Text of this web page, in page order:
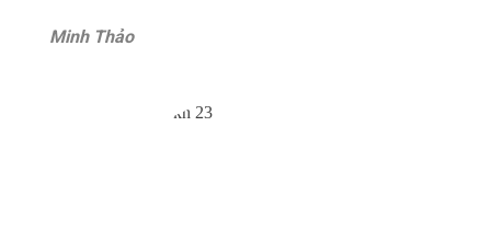
Minh Thảo